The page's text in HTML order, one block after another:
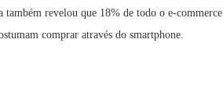
também revelou que 18% de todo o e-commerce
comprar através do smartphone.